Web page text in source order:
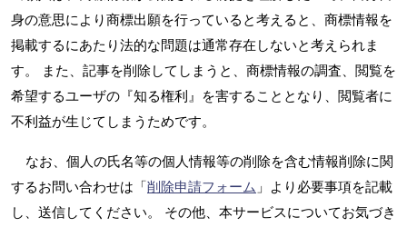
身の意思により商標出願を行っていると考えると、商標情報を
掲載するにあたり法的な問題は通常存在しないと考えられま
す。 また、記事を削除してしまうと、商標情報の調査、閲覧を
希望するユーザの『知る権利』を害することとなり、閲覧者に
不利益が生じてしまうためです。
なお、個人の氏名等の個人情報等の削除を含む情報削除に関
するお問い合わせは「削除申請フォーム 」より必要事項を記載
し、送信してください。 その他、本サービスについてお気づき